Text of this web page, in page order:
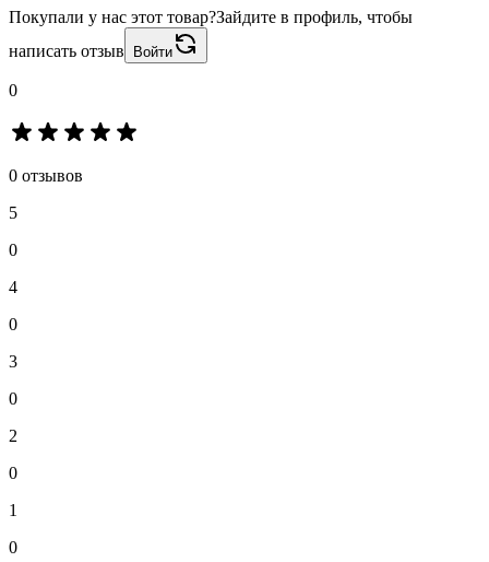
Покупали у нас этот товар?Зайдите в профиль, чтобы
написать отзыв
Войти
0
0 отзывов
5
0
4
0
3
0
2
0
1
0